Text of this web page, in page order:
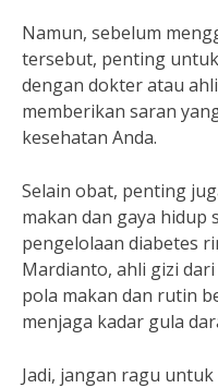
Namun, sebelum
tersebut, penting
dengan dokter atau
memberikan saran
kesehatan Anda.
Selain obat, penting
makan dan gaya hidup
pengelolaan diabetes
Mardianto, ahli gizi dari
pola makan dan rutin
menjaga kadar gula
Jadi, jangan ragu